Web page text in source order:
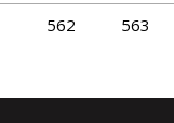
562 563